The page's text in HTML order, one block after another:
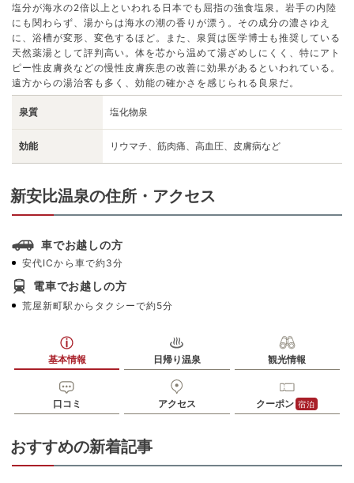
塩分が海水の2倍以上といわれる日本でも屈指の強食塩泉。岩手の内陸
にも関わらず、湯からは海水の潮の香りが漂う。その成分の濃さゆえ
に、浴槽が変形、変色するほど。また、泉質は医学博士も推奨している
天然薬湯として評判高い。体を芯から温めて湯ざめしにくく、特にアト
ピー性皮膚炎などの慢性皮膚疾患の改善に効果があるといわれている。
遠方からの湯治客も多く、効能の確かさを感じられる良泉だ。
泉質 塩化物泉
効能 リウマチ、筋肉痛、高血圧、皮膚病など
新安比温泉の住所・アクセス
車でお越しの方
安代ICから車で約3分
電車でお越しの方
荒屋新町駅からタクシーで約5分
基本情報 日帰り温泉 観光情報
口コミ アクセス クーポン 宿泊
おすすめの新着記事